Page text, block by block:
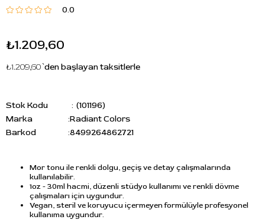
0.0
₺1.209,60
₺1.209,60`den başlayan taksitlerle
Stok Kodu
(101196)
Marka
:Radiant Colors
Barkod
:8499264862721
Mor tonu ile renkli dolgu, geçiş ve detay çalışmalarında
kullanılabilir.
1oz - 30ml hacmi, düzenli stüdyo kullanımı ve renkli dövme
çalışmaları için uygundur.
Vegan, steril ve koruyucu içermeyen formülüyle profesyonel
kullanıma uygundur.